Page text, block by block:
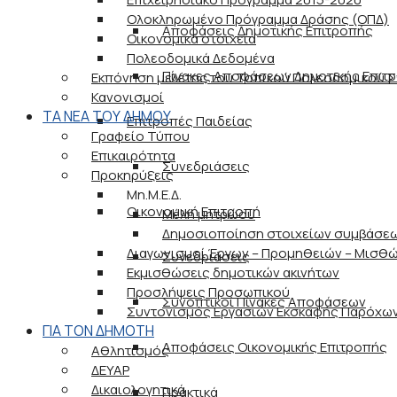
Αποφάσεις Δημοτικής Επιτροπής
Πίνακες Αποφάσεων Δημοτικής
Επιτροπές Παιδείας
Συνεδριάσεις
Οικονομική Επιτροπή
Συνεδριάσεις
Συνοπτικοί Πίνακες Αποφάσεων
Αποφάσεις Οικονομικής Επιτροπής
Πρακτικά
Ολοκληρωμένο Πρόγραμμα Δράσης (ΟΠΔ)
Οικονομικά στοιχεία
Πολεοδομικά Δεδομένα
Εκπόνηση μελέτης του Τοπικού Πολεοδομικού
Κανονισμοί
ΤΑ ΝΕΑ ΤΟΥ ΔΗΜΟΥ
Γραφείο Τύπου
Επικαιρότητα
Προκηρύξεις
Μη.Μ.Ε.Δ.
Μέλη μητρώου
Δημοσιοποίηση στοιχείων
Διαγωνισμοί Έργων – Προμηθειών –
Εκμισθώσεις δημοτικών ακινήτων
Προσλήψεις Προσωπικού
Συντονισμός Εργασιών Εκσκαφής
ΓΙΑ ΤΟΝ ΔΗΜΟΤΗ
Αθλητισμός
ΔΕΥΑΡ
Δικαιολογητικά